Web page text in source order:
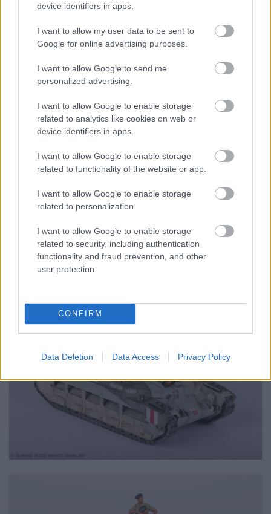
device identifiers in apps.
I want to allow my user data to be sent to
Google for online advertising purposes.
I want to allow Google to send me
personalized advertising.
I want to allow Google to enable storage
related to analytics like cookies on web or
device identifiers in apps.
I want to allow Google to enable storage
related to functionality of the website or app.
I want to allow Google to enable storage
related to personalization.
I want to allow Google to enable storage
related to security, including authentication
functionality and fraud prevention, and other
user protection.
CONFIRM
Data Deletion Data Access Privacy Policy
A második világháborús álcaminták közül az egyik
Caunter dandártábornokról elnevezett séma. Az
észak-afrikai hadjárat korai szakaszában, 1940-től
harckocsiktól a teherautókig. A három színből
összeálló, kontúros minta a körvonalak
megtörését és álárnyékok létrehozását, illetve a
távolság meghatározásának nehezítését szolgálta.
(Hasonló elvre épülő álcafestést az egyes első
világháborús brit hadihajókon alkalmaztak
"dazzle" néven.) A Caunter-séma a gyakorlatban
nem volt annyira hatékony, mint várták, éles
napsütésben ugyanis a kontúros vonalak inkább
láthatóvá tették a járművet, mint elrejtették. 1941
végén így a britek áttértek a homogén világos
homokszínre.